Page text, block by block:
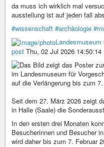
da muss ich wirklich mal
ausstellung ist auf jeden fall
#wissenschaft #archäologie
post Thu, 02 Jul 2026 14:50:14
Seit dem 27. März 2026 zeigt
in Halle (Saale) die
In den ersten drei Monaten
Besucherinnen und Besucher
wird daher bis zum 7. Februar